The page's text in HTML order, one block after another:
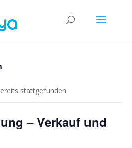
stattgefunden.
– Verkauf und